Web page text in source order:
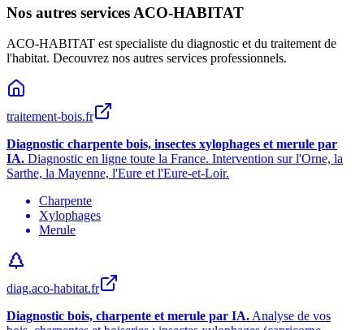
Nos autres services ACO-HABITAT
ACO-HABITAT est specialiste du diagnostic et du traitement de
l'habitat. Decouvrez nos autres services professionnels.
traitement-bois.fr
Diagnostic charpente bois, insectes xylophages et merule par
IA. Diagnostic en ligne toute la France. Intervention sur l'Orne, la
Sarthe, la Mayenne, l'Eure et l'Eure-et-Loir.
Charpente
Xylophages
Merule
diag.aco-habitat.fr
Diagnostic bois, charpente et merule par IA.Analyse de vos